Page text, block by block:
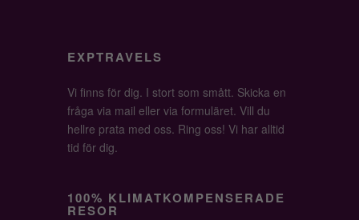
EXPTRAVELS
Vi finns för dig. I stort som smått. Skicka en
fråga via mail eller via formuläret. Vill du
hellre prata med oss. Ring oss! Vi har alltid
tid för dig.
100% KLIMATKOMPENSERADE
RESOR